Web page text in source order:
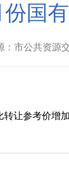
国
市公共资源
让参考价增